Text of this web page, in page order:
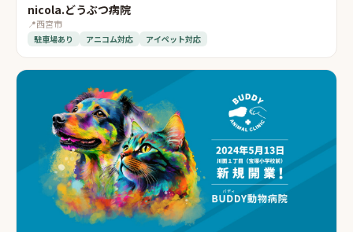
nicola.どうぶつ病院
📍西宮市
駐車場あり アニコム対応 アイペット対応